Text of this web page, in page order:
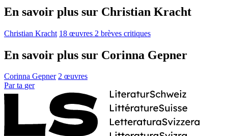
En savoir plus sur Christian Kracht
Christian Kracht 18 œuvres 2 brèves critiques
En savoir plus sur Corinna Gepner
Corinna Gepner 2 œuvres
Par ta ger